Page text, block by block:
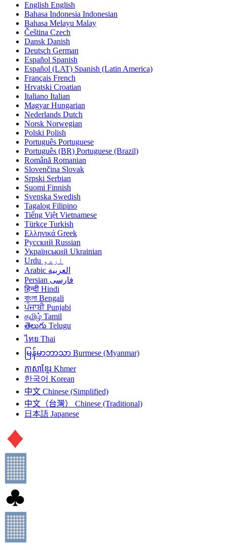
English English
Bahasa Indonesia Indonesian
Bahasa Melayu Malay
Čeština Czech
Dansk Danish
Deutsch German
Español Spanish
Español (LAT) Spanish (Latin America)
Français French
Hrvatski Croatian
Italiano Italian
Magyar Hungarian
Nederlands Dutch
Norsk Norwegian
Polski Polish
Português Portuguese
Português (BR) Portuguese (Brazil)
Română Romanian
Slovenčina Slovak
Srpski Serbian
Suomi Finnish
Svenska Swedish
Tagalog Filipino
Tiếng Việt Vietnamese
Türkçe Turkish
Ελληνικά Greek
Русский Russian
Український Ukrainian
اردو Urdu
العربية Arabic
فارسی Persian
हिन्दी Hindi
বাংলা Bengali
ਪੰਜਾਬੀ Punjabi
தமிழ் Tamil
తెలుగు Telugu
ไทย Thai
မြန်မာဘာသာ Burmese (Myanmar)
ភាសាខ្មែរ Khmer
한국어 Korean
中文 Chinese (Simplified)
中文（台灣）
Chinese (Traditional)
日本語 Japanese